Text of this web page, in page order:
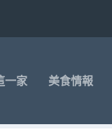
一家 美食情報